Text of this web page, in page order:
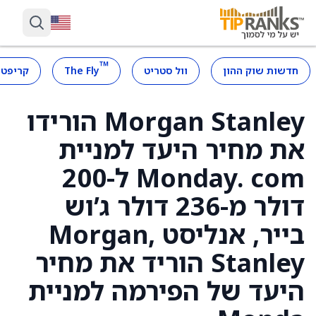
חדשות שוק ההון וול סטריט ™
The Fly
Morgan Stanley הורידו
את מחיר היעד למניית
Monday. com ל-200
דולר מ-236 דולר ג’וש
בייר, אנליסט ,Morgan
Stanley הוריד את מחיר
היעד של הפירמה למניית